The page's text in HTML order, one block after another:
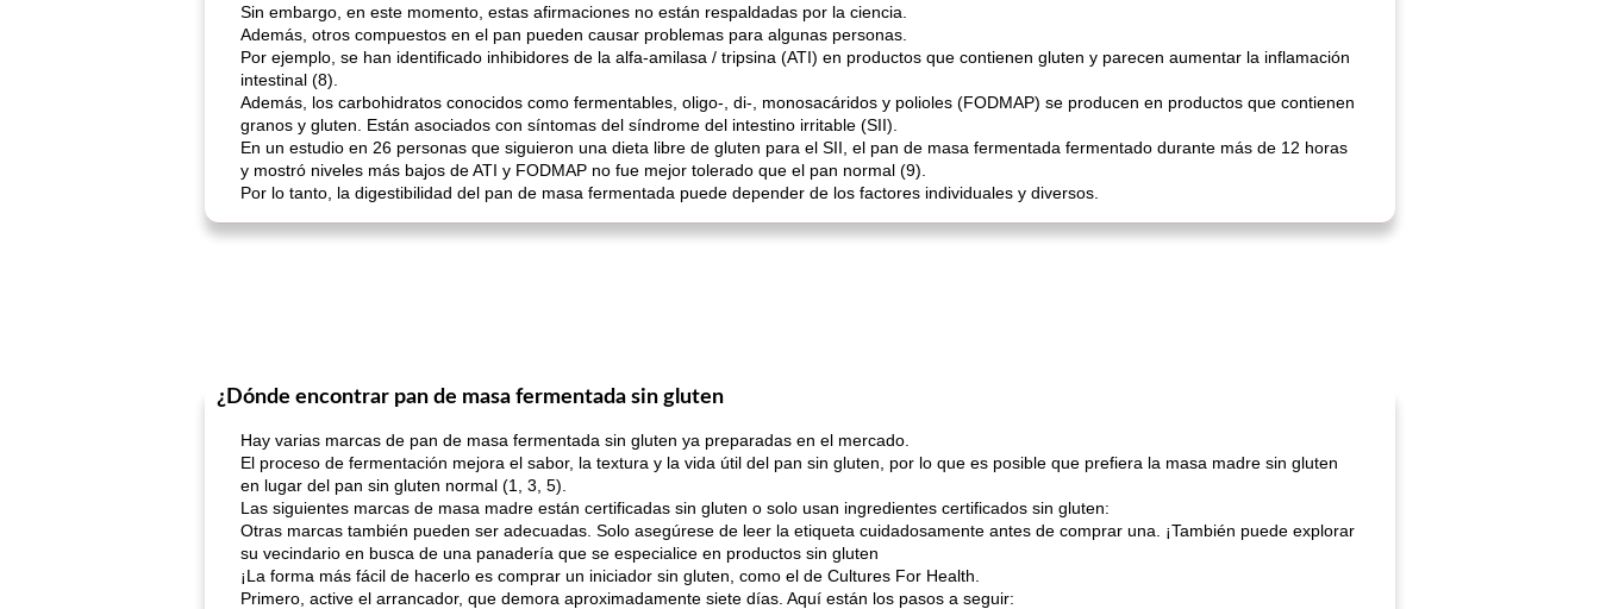
Sin embargo, en este momento, estas afirmaciones no están respaldadas por la ciencia.
Además, otros compuestos en el pan pueden causar problemas para algunas personas.
Por ejemplo, se han identificado inhibidores de la alfa-amilasa / tripsina (ATI) en productos que contienen gluten y parecen aumentar la inflamación
intestinal (8).
Además, los carbohidratos conocidos como fermentables, oligo-, di-, monosacáridos y polioles (FODMAP) se producen en productos que contienen
granos y gluten. Están asociados con síntomas del síndrome del intestino irritable (SII).
En un estudio en 26 personas que siguieron una dieta libre de gluten para el SII, el pan de masa fermentada fermentado durante más de 12 horas
y mostró niveles más bajos de ATI y FODMAP no fue mejor tolerado que el pan normal (9).
Por lo tanto, la digestibilidad del pan de masa fermentada puede depender de los factores individuales y diversos.
¿Dónde encontrar pan de masa fermentada sin gluten
Hay varias marcas de pan de masa fermentada sin gluten ya preparadas en el mercado.
El proceso de fermentación mejora el sabor, la textura y la vida útil del pan sin gluten, por lo que es posible que prefiera la masa madre sin gluten
en lugar del pan sin gluten normal (1, 3, 5).
Las siguientes marcas de masa madre están certificadas sin gluten o solo usan ingredientes certificados sin gluten:
Otras marcas también pueden ser adecuadas. Solo asegúrese de leer la etiqueta cuidadosamente antes de comprar una. ¡También puede explorar
su vecindario en busca de una panadería que se especialice en productos sin gluten
¡La forma más fácil de hacerlo es comprar un iniciador sin gluten, como el de Cultures For Health.
Primero, active el arrancador, que demora aproximadamente siete días. Aquí están los pasos a seguir: